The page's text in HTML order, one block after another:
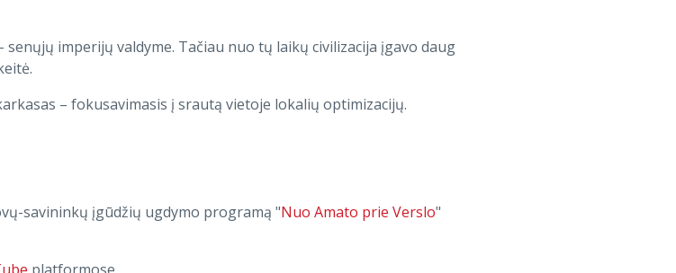
imperijų valdyme. Tačiau nuo tų laikų civilizacija įgavo daug
– fokusavimasis į srautą vietoje lokalių optimizacijų.
savininkų įgūdžių ugdymo programą "Nuo Amato prie Verslo"